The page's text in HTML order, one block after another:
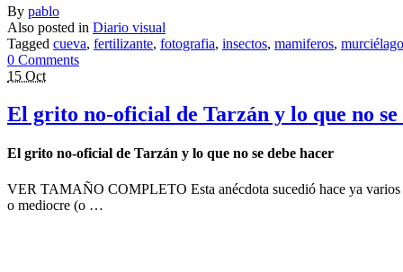
By pablo
Also posted in Diario visual
Tagged cueva, fertilizante, fotografia, insectos, mamiferos,
0 Comments
15 Oct
El grito no-oficial de Tarzán y lo que no se
El grito no-oficial de Tarzán y lo que no se debe hacer
VER TAMAÑO COMPLETO Esta anécdota sucedió hace ya varios
o mediocre (o …